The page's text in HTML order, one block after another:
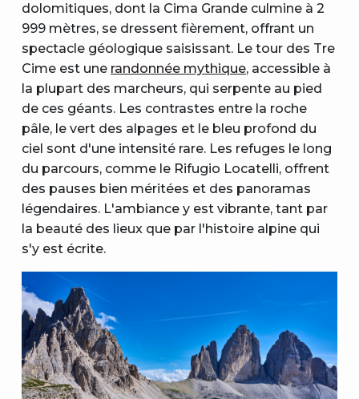
dolomitiques, dont la Cima Grande culmine à 2
999 mètres, se dressent fièrement, offrant un
spectacle géologique saisissant. Le tour des Tre
Cime est une randonnée mythique, accessible à
la plupart des marcheurs, qui serpente au pied
de ces géants. Les contrastes entre la roche
pâle, le vert des alpages et le bleu profond du
ciel sont d'une intensité rare. Les refuges le long
du parcours, comme le Rifugio Locatelli, offrent
des pauses bien méritées et des panoramas
légendaires. L'ambiance y est vibrante, tant par
la beauté des lieux que par l'histoire alpine qui
s'y est écrite.